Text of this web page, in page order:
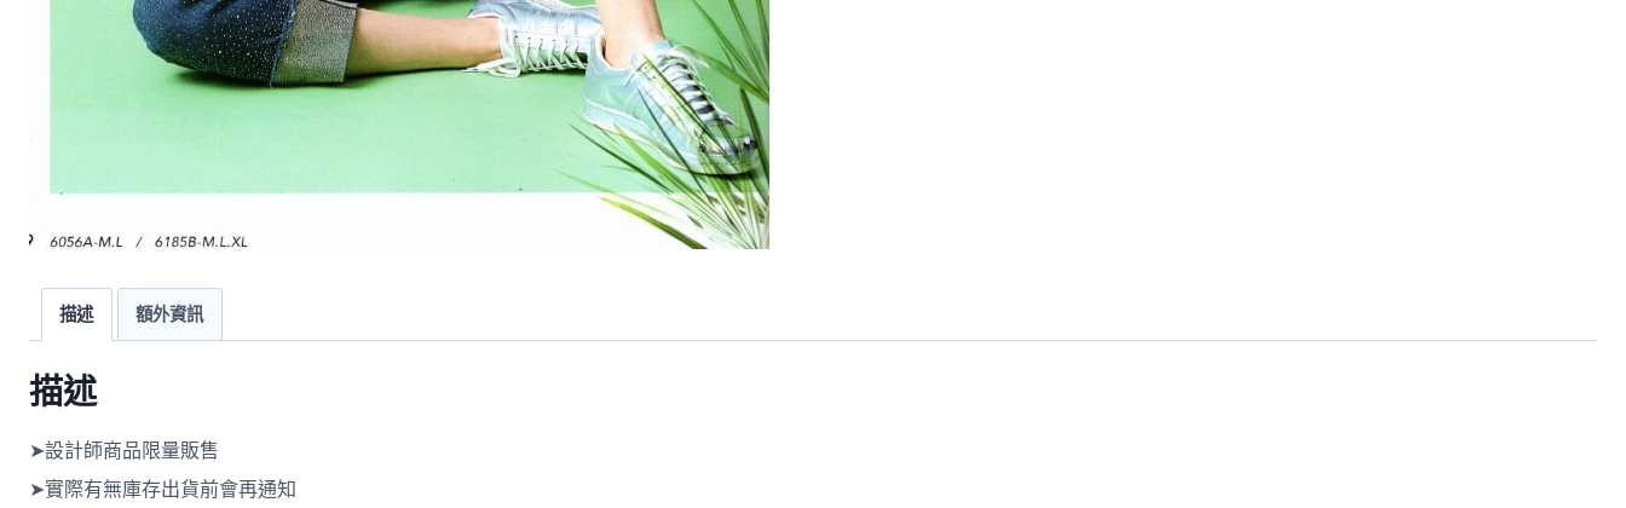
描述 額外資訊
描述
➤設計師商品限量販售
➤實際有無庫存出貨前會再通知